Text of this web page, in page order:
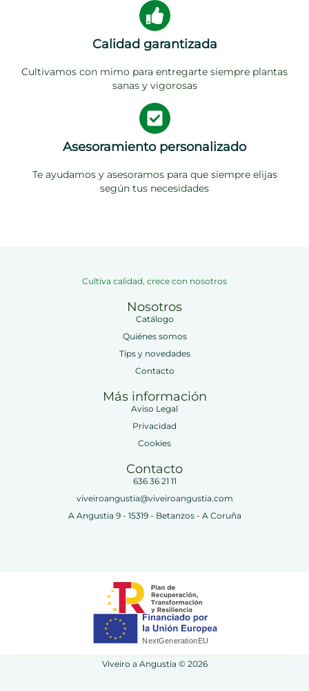
Calidad garantizada
Cultivamos con mimo para entregarte siempre plantas
sanas y vigorosas
Asesoramiento personalizado
Te ayudamos y asesoramos para que siempre elijas
según tus necesidades
Cultiva calidad, crece con nosotros
Nosotros
Catálogo
Quiénes somos
Tips y novedades
Contacto
Más información
Aviso Legal
Privacidad
Cookies
Contacto
636 36 21 11
viveiroangustia@viveiroangustia.com
A Angustia 9 - 15319 - Betanzos - A Coruña
Viveiro a Angustia © 2026